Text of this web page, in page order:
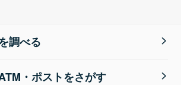
調べる
・ポストをさがす